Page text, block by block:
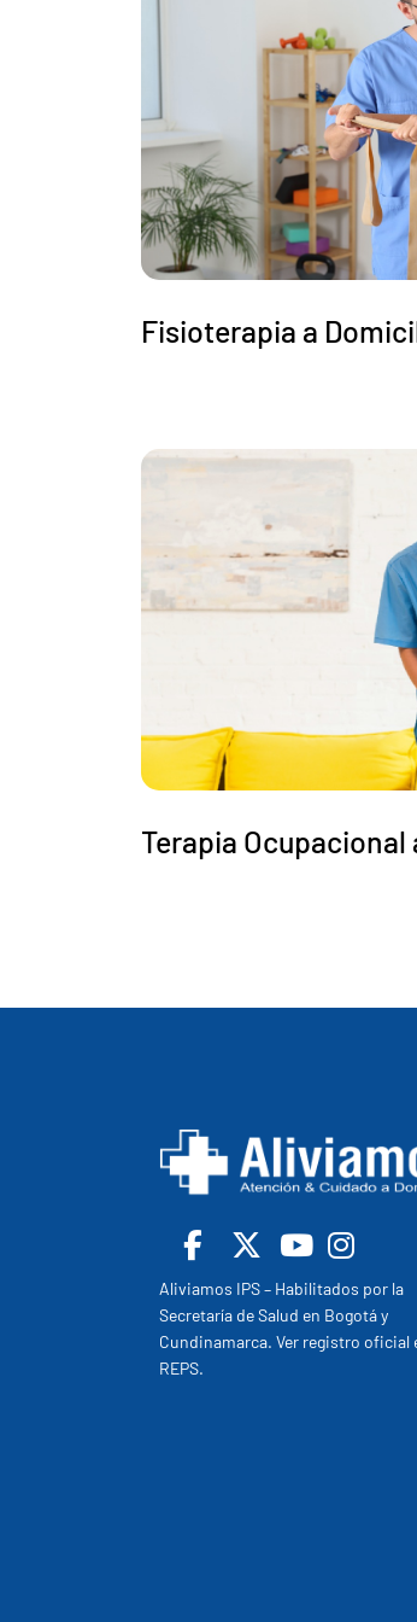
Fisioterapia a
Terapia Ocupacional
Facebook
X Youtube
Insta
Aliviamos IPS – Habilitados por la
Secretaría de Salud en Bogotá y
Cundinamarca. Ver registro oficial
REPS.